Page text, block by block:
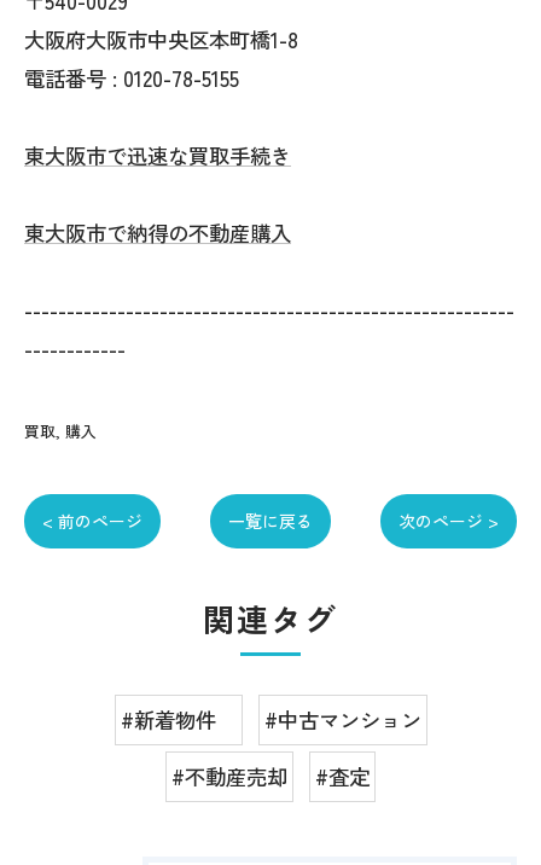
大阪府大阪市中央区本町橋1-8
電話番号 : 0120-78-5155
東大阪市で迅速な買取手続き
東大阪市で納得の不動産購入
----------------------------------------------------------
------------
買取 購入
< 前のページ 一覧に戻る 次のページ >
関連タグ
#新着物件
#中古マンション
#不動産売却
#査定